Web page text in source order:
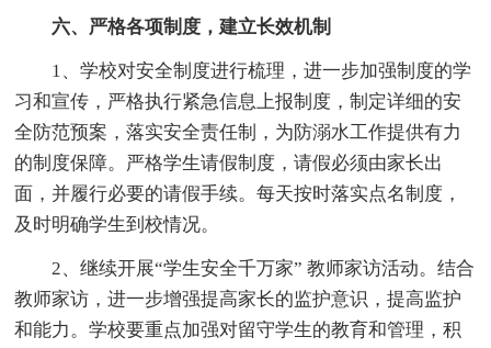
六、严格各项制度，建立长效机制
1、学校对安全制度进行梳理，进一步加强制度的学
习和宣传，严格执行紧急信息上报制度，制定详细的安
全防范预案，落实安全责任制，为防溺水工作提供有力
的制度保障。严格学生请假制度，请假必须由家长出
面，并履行必要的请假手续。每天按时落实点名制度，
及时明确学生到校情况。
2、继续开展“学生安全千万家” 教师家访活动。结合
教师家访，进一步增强提高家长的监护意识，提高监护
和能力。学校要重点加强对留守学生的教育和管理，积